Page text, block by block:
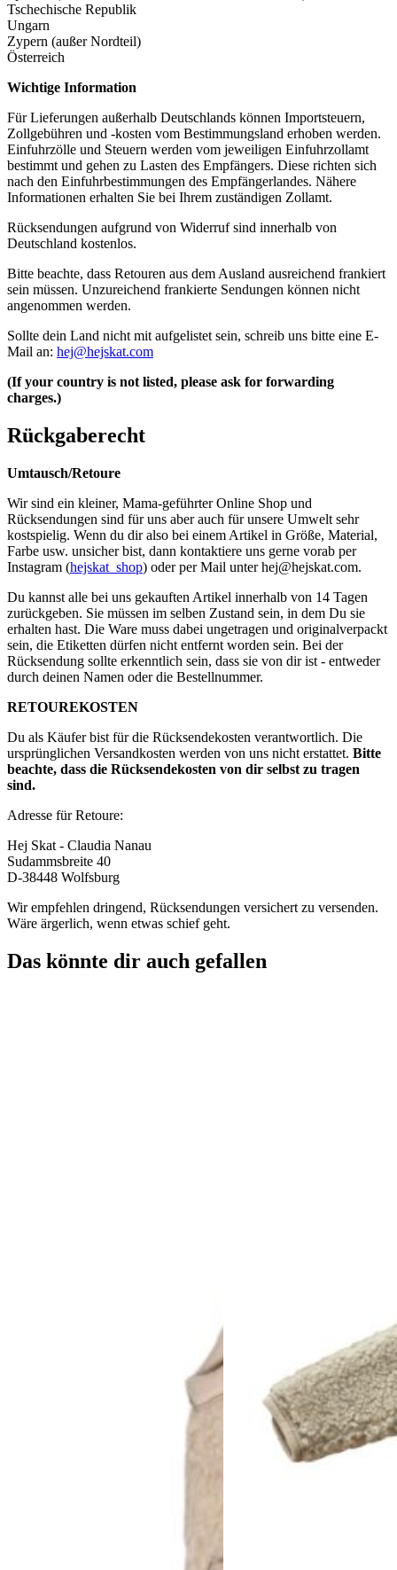
Tschechische Republik
Ungarn
Zypern (außer Nordteil)
Österreich
Wichtige Information
Für Lieferungen außerhalb Deutschlands können Importsteuern,
Zollgebühren und -kosten vom Bestimmungsland erhoben werden.
Einfuhrzölle und Steuern werden vom jeweiligen Einfuhrzollamt
bestimmt und gehen zu Lasten des Empfängers. Diese richten sich
nach den Einfuhrbestimmungen des Empfängerlandes. Nähere
Informationen erhalten Sie bei Ihrem zuständigen Zollamt.
Rücksendungen aufgrund von Widerruf sind innerhalb von
Deutschland kostenlos.
Bitte beachte, dass Retouren aus dem Ausland ausreichend frankiert
sein müssen. Unzureichend frankierte Sendungen können nicht
angenommen werden.
Sollte dein Land nicht mit aufgelistet sein, schreib uns bitte eine E-
Mail an: hej@hejskat.com
(If your country is not listed, please ask for forwarding
charges.)
Rückgaberecht
Umtausch/Retoure
Wir sind ein kleiner, Mama-geführter Online Shop und
Rücksendungen sind für uns aber auch für unsere Umwelt sehr
kostspielig. Wenn du dir also bei einem Artikel in Größe, Material,
Farbe usw. unsicher bist, dann kontaktiere uns gerne vorab per
Instagram (hejskat_shop) oder per Mail unterhej@hejskat.com.
Du kannst alle bei uns gekauften Artikel innerhalb von 14 Tagen
zurückgeben. Sie müssen im selben Zustand sein, in dem Du sie
erhalten hast. Die Ware muss dabei ungetragen und originalverpackt
sein, die Etiketten dürfen nicht entfernt worden sein. Bei der
Rücksendung sollte erkenntlich sein, dass sie von dir ist - entweder
durch deinen Namen oder die Bestellnummer.
RETOUREKOSTEN
Du als Käufer bist für die Rücksendekosten verantwortlich. Die
ursprünglichen Versandkosten werden von uns nicht erstattet. Bitte
beachte, dass die Rücksendekosten von dir selbst zu tragen
sind.
Adresse für Retoure:
Hej Skat - Claudia Nanau
Sudammsbreite 40
D-38448 Wolfsburg
Wir empfehlen dringend, Rücksendungen versichert zu versenden.
Wäre ärgerlich, wenn etwas schief geht.
Das könnte dir auch gefallen